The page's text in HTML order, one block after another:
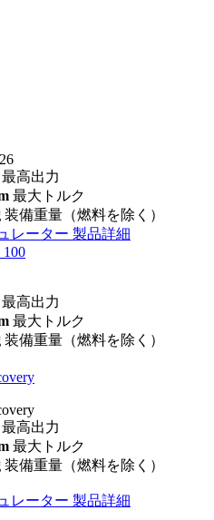
最高出力
最大トルク
装備重量（燃料を除く）
レーター 製品詳細
100
最高出力
最大トルク
装備重量（燃料を除く）
最高出力
最大トルク
装備重量（燃料を除く）
レーター 製品詳細